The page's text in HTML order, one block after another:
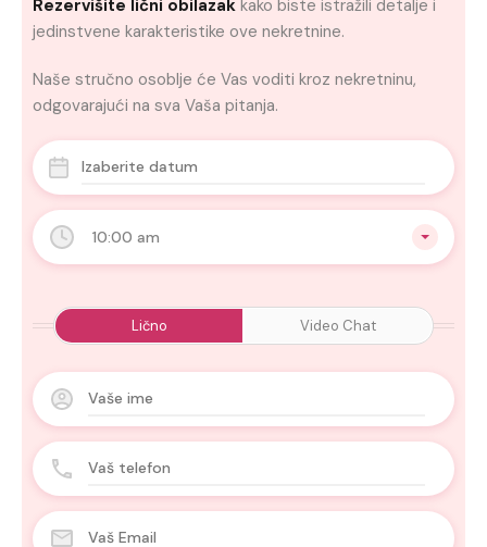
10:00 am
Lično Video Chat
Rezervišite lični obilazak kako biste istražili detalje i
jedinstvene karakteristike ove nekretnine.
Naše stručno osoblje će Vas voditi kroz nekretninu,
odgovarajući na sva Vaša pitanja.